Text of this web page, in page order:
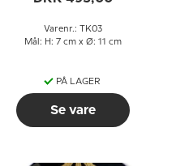
Varenr.: TK03
Mål: H: 7 cm x Ø: 11 cm
PÅ LAGER
Se vare